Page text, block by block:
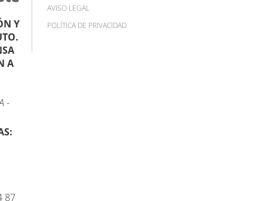
Y
A
-
87
AVISO LEGAL
POLÍTICA DE PRIVACIDAD